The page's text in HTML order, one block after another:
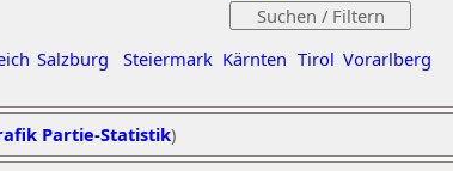
Salzburg Steiermark Kärnten Tirol Vorarlberg
Partie-Statistik)